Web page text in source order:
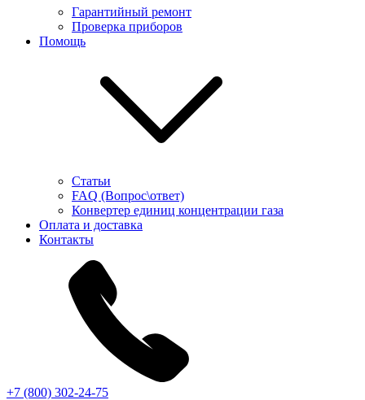
Гарантийный ремонт
Проверка приборов
Помощь
Статьи
FAQ (Вопрос\ответ)
Конвертер единиц концентрации газа
Оплата и доставка
Контакты
+7 (800) 302-24-75